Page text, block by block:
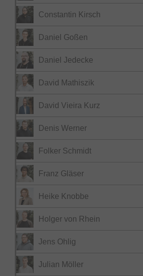
Constantin Kirsch
Daniel Goßen
Daniel Jedecke
David Mathiszik
David Vieira Kurz
Denis Werner
Folker Schmidt
Franz Gläser
Heike Knobbe
Holger von Rhein
Jens Ohlig
Julian Möller